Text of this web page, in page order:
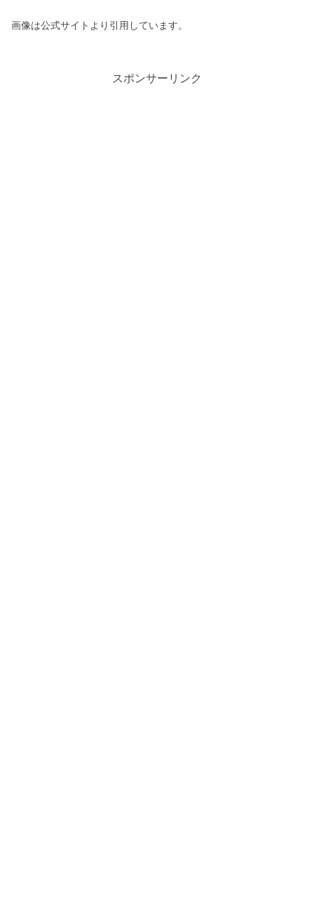
画像は公式サイトより引用しています。
スポンサーリンク